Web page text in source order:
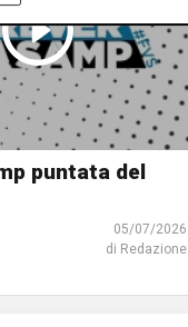
puntata del
05/07/2026
di Redazione